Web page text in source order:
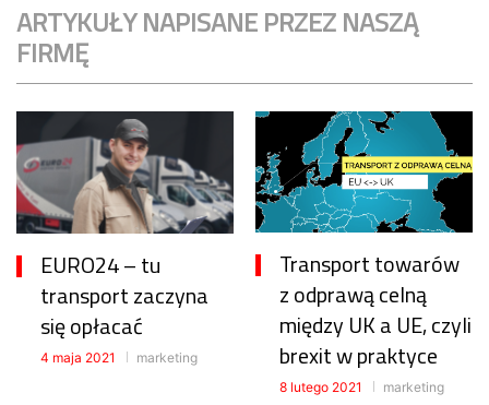
ARTYKUŁY NAPISANE PRZEZ NASZĄ
FIRMĘ
EURO24 – tu
transport zaczyna
się opłacać
4 maja 2021 marketing
Transport towarów
z odprawą celną
między UK a UE, czyli
brexit w praktyce
8 lutego 2021 marketing